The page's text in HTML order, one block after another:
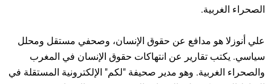
الصحراء الغربية.
علي أنوزلا هو مدافع عن حقوق الإنسان، وصحفي مستقل ومحلل
سياسي. يكتب تقارير عن انتهاكات حقوق الإنسان في المغرب
والصحراء الغربية. وهو مدير صحيفة "لكم" الإلكترونية المستقلة في